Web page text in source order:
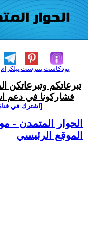
تيلكرامبنترست بودكاست
تبرعاتكم وتبرعاتكن
فشاركونا في دعم
[اشترك في
الحوار المتمدن -
الموقع الرئيسي